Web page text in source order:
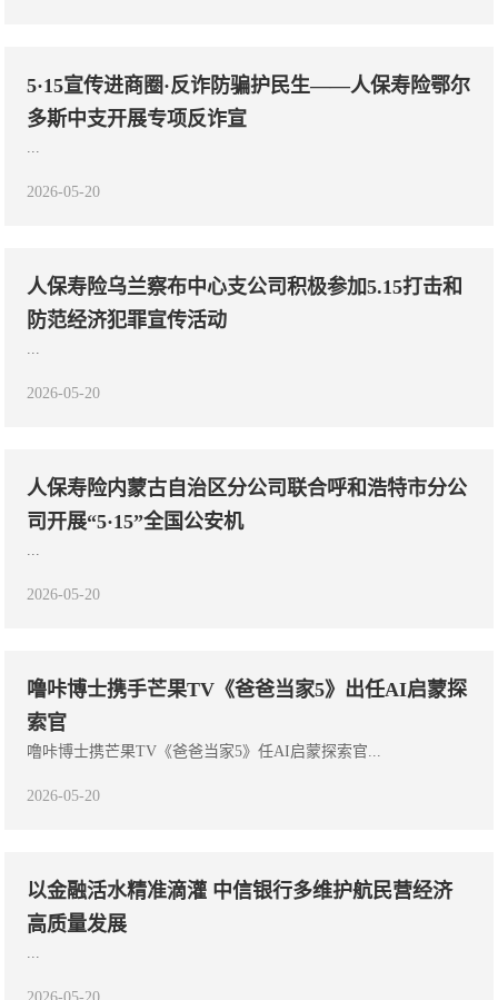
5·15宣传进商圈·反诈防骗护民生——人保寿险鄂尔
多斯中支开展专项反诈宣
...
2026-05-20
人保寿险乌兰察布中心支公司积极参加5.15打击和
防范经济犯罪宣传活动
...
2026-05-20
人保寿险内蒙古自治区分公司联合呼和浩特市分公
司开展“5·15”全国公安机
...
2026-05-20
噜咔博士携手芒果TV《爸爸当家5》出任AI启蒙探
索官
噜咔博士携芒果TV《爸爸当家5》任AI启蒙探索官...
2026-05-20
以金融活水精准滴灌 中信银行多维护航民营经济
高质量发展
...